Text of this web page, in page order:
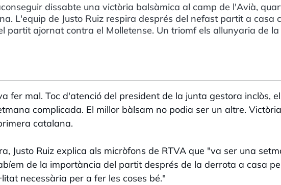
dissabte una victòria balsàmica al camp de l'Avià,
L'equip de Justo Ruiz respira després del nefast partit a casa
partit ajornat contra el Molletense. Un triomf els allunyaria de
fer mal. Toc d'atenció del president de la junta gestora inclòs,
complicada. El millor bàlsam no podia ser un altre.
catalana.
Justo Ruiz explica als micròfons de RTVA que "va ser una
de la importància del partit després de la derrota a casa
necessària per a fer les coses bé."